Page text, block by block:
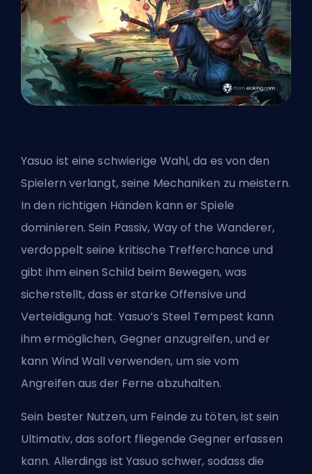
Yasuo ist eine schwierige Wahl, da es von den
Spielern verlangt, seine Mechaniken zu meistern.
In den richtigen Händen kann er Spiele
dominieren. Sein Passiv, Way of the Wanderer,
verdoppelt seine kritische Trefferchance und
gibt ihm einen Schild beim Bewegen, was
sicherstellt, dass er starke Offensive und
Verteidigung hat. Yasuo’s Steel Tempest kann
ihm ermöglichen, Gegner anzugreifen, und er
kann Wind Wall verwenden, um sievom
Angreifen aus der Ferne abzuhalten.
Sein bester Nutzen, um Feinde zu töten, ist sein
Ultimativ, das sofort fliegende Gegner erfassen
kann. Allerdings ist Yasuo schwer, sodass die